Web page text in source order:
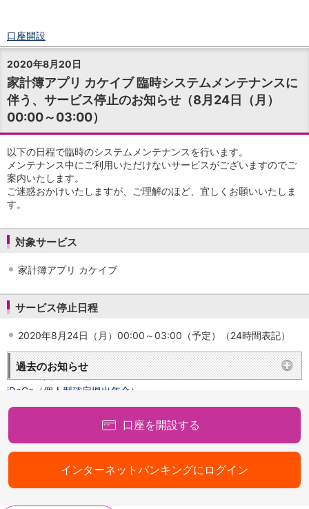
口座開設
ログイン
チャット
メニュー
商品・サービス
預金
円預金TOP
普通預金
定期預金
積立式定期預金
外貨預金TOP
外貨普通預金
外貨普通預金積立
投資信託TOP
投信つみたて
NISA
金銭信託
取扱商品一覧
iDeCo・国民年金基金
iDeCo（個人型確定拠出年金）
国民年金基金
ロボアドバイザークラウドファンディング TOP
WealthNavi for イオン銀行（ロボアドバイザー）
funds
まいクラウドファンディング
2020年8月20日
家計簿アプリ カケイブ 臨時システムメンテナンスに
伴う、サービス停止のお知らせ（8月24日（月）
00:00～03:00）
以下の日程で臨時のシステムメンテナンスを行います。
メンテナンス中にご利用いただけないサービスがございますのでご
案内いたします。
ご迷惑おかけいたしますが、ご理解のほど、宜しくお願いいたしま
す。
対象サービス
家計簿アプリ カケイブ
サービス停止日程
2020年8月24日（月）00:00～03:00（予定）（24時間表記）
過去のお知らせ
口座を開設する
インターネットバンキングにログイン